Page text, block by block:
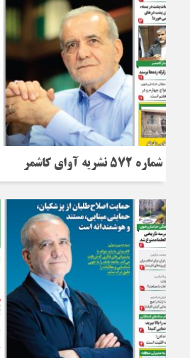
شماره 572 نشریه آوای کاشمر